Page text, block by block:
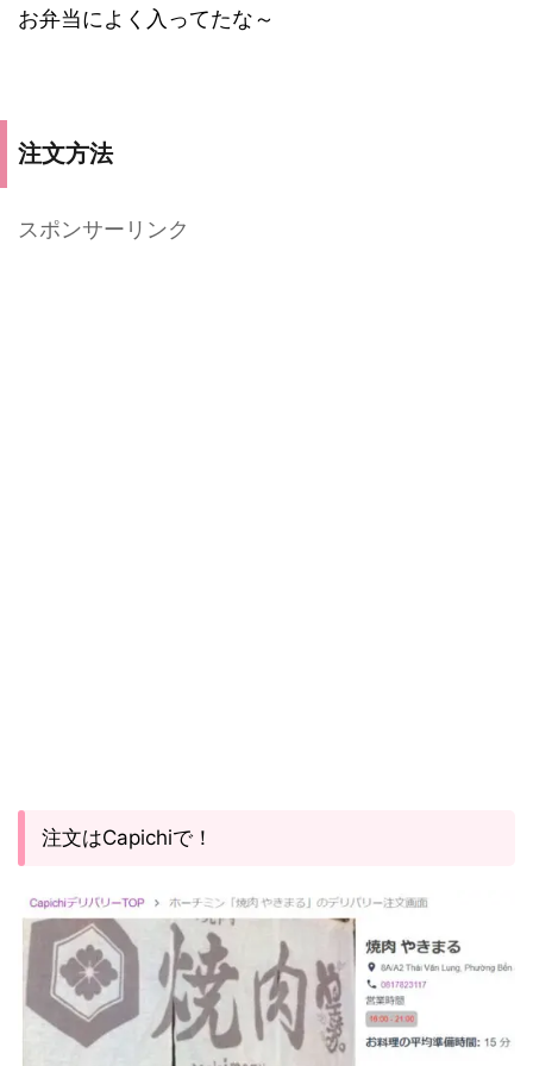
お弁当によく入ってたな～
注文方法
スポンサーリンク
注文はCapichiで！